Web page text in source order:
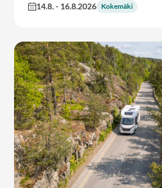
14.8.- 16.8.2026 Kokemäki